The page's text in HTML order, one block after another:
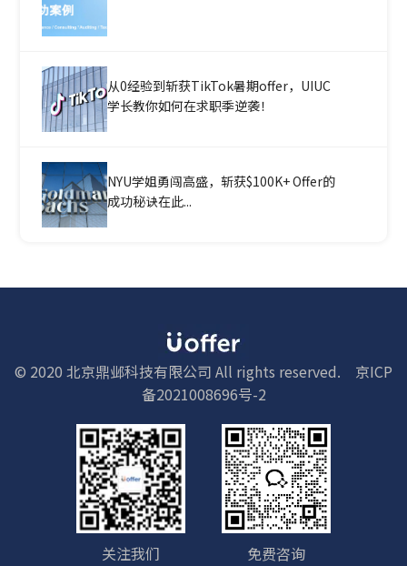
从0经验到斩获TikTok暑期offer，UIUC
学长教你如何在求职季逆袭！
NYU学姐勇闯高盛，斩获$100K+ Offer的
成功秘诀在此...
© 2020 北京鼎邺科技有限公司 All rights reserved.
京ICP
备2021008696号-2
关注我们 免费咨询